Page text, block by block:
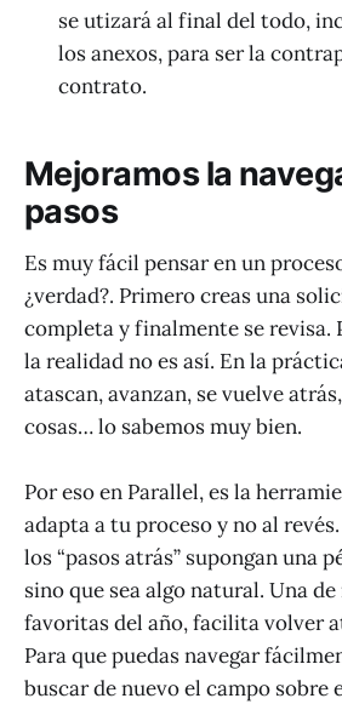
se utizará al final del todo,
los anexos, para ser la
contrato.
Mejoramos la
pasos
Es muy fácil pensar en un
¿verdad?. Primero creas una
completa y finalmente se revisa.
la realidad no es así. En la
atascan, avanzan, se vuelve
cosas… lo sabemos muy bien.
Por eso en Parallel, es la
adapta a tu proceso y no al
los “pasos atrás” supongan una
sino que sea algo natural. Una
favoritas del año, facilita volver
Para que puedas navegar
buscar de nuevo el campo sobre